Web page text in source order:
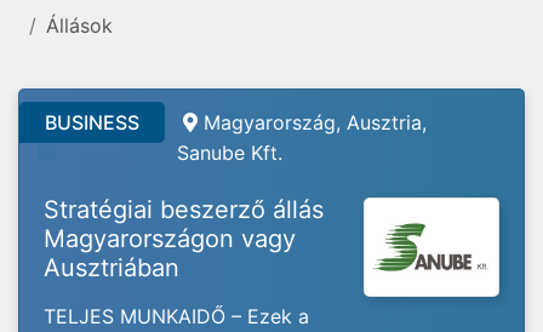
Állások
BUSINESS
Magyarország, Ausztria,
Sanube Kft.
Stratégiai beszerző állás
Magyarországon vagy
Ausztriában
TELJES MUNKAIDŐ – Ezek a